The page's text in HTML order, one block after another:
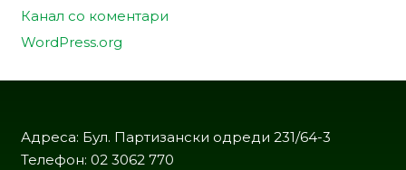
Канал со коментари
WordPress.org
Адреса: Бул. Партизански одреди 231/64-3
Телефон: 02 3062 770